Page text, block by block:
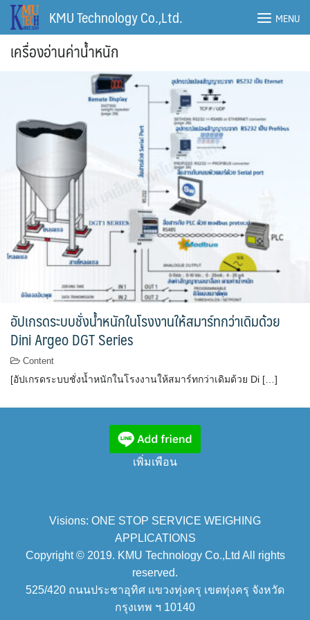
Skip
content
KMU Technology Co.,Ltd. MENU
เครื่องอ่านค่าน้ำหนัก
อัปเกรดระบบชั่งน้ำหนักในโรงงานให้สมาร์ทกว่าเดิมด้วย
Dini Argeo DGT Series
Content
[อัปเกรดระบบชั่งน้ำหนักในโรงงานให้สมาร์ทกว่าเดิมด้วย Di […]
เพิ่มเพือน
Visions: ONE STOP SERVICE WEIGHING
APPLICATIONS
Copyright © 2019. KMU Technology Co.,Ltd All rights
reserved.
525/420 ถนนประชาอุทิศ แขวงทุ่งครุ เขตทุ่งครุ จังหวัด
กรุงเทพ ฯ 10140